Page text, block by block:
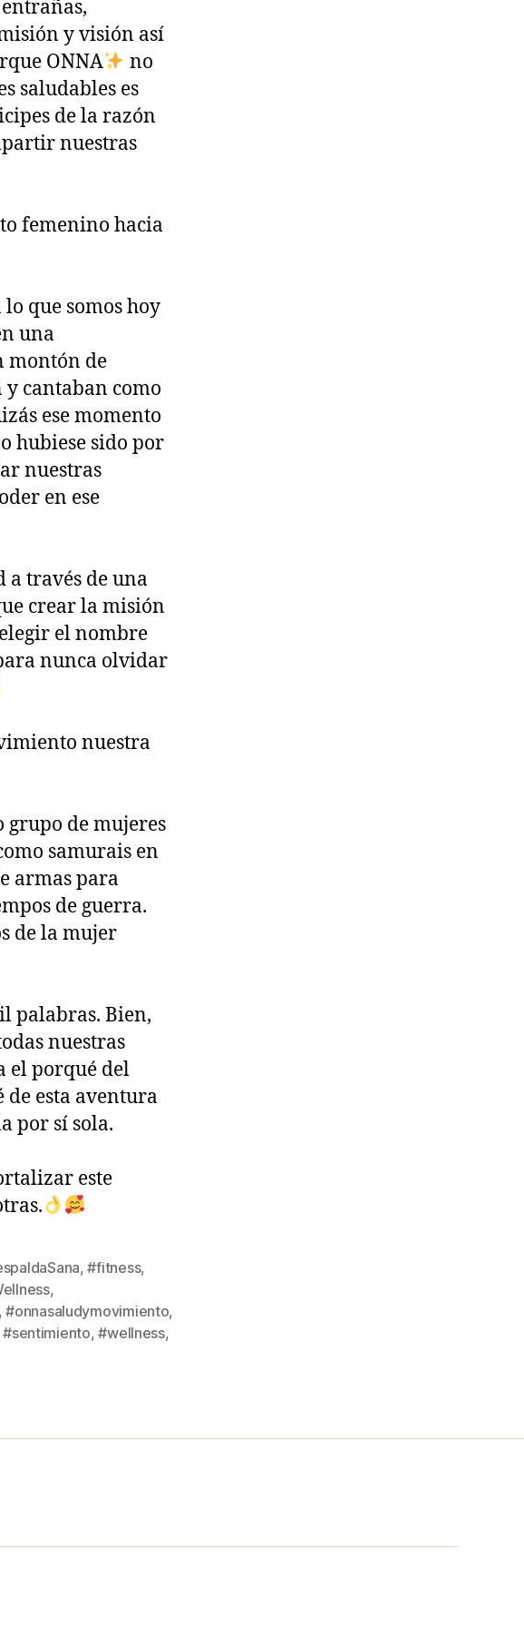
y visión así
ONNA
no
saludables es
de la razón
nuestras
femenino hacia
que somos hoy
una
montón de
cantaban como
ese momento
hubiese sido por
nuestras
en ese
a través de una
crear la misión
el nombre
nunca olvidar
nuestra
grupo de mujeres
samurais en
armas para
de guerra.
de la mujer
palabras. Bien,
nuestras
el porqué del
esta aventura
por sí sola.
este
,#fitness,
,
,#onnasaludymovimiento,
#sentimiento,#wellness,